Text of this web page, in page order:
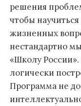
решения
чтобы
жизненных
нестандартно
«Школу
логически
Программа не